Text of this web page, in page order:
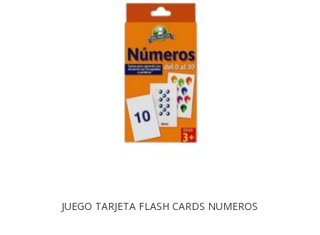
JUEGO TARJETA FLASH CARDS NUMEROS